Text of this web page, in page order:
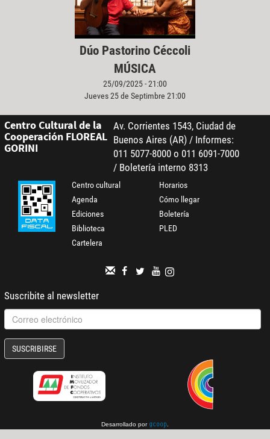
Dúo Pastorino Céccoli
MÚSICA
25/09/2025 - 21:00
Jueves 25 de Septimbre 21:00
Centro Cultural de la
Cooperación FLOREAL
GORINI
Av. Corrientes 1543, Ciudad de
Buenos Aires (AR) / Informes:
011 5077-8000 o 011 6091-7000
/ Boletería interno 8313
Centro cultural
Agenda
Ediciones
Biblioteca
Cartelera
Horarios
Cómo llegar
Boletería
PLED
Suscribite al newsletter
SUSCRIBIRSE
Desarrollado por gcoop